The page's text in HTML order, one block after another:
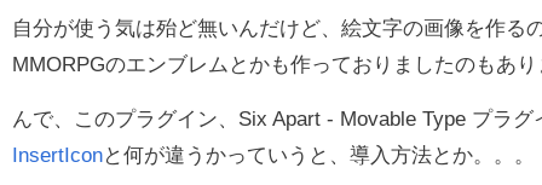
自分が使う気は殆ど無いんだけど、絵文字の画像を作る
MMORPGのエンブレムとかも作っておりましたのもあ
んで、このプラグイン、Six Apart - Movable Type プラ
InsertIconと何が違うかっていうと、導入方法とか。。。